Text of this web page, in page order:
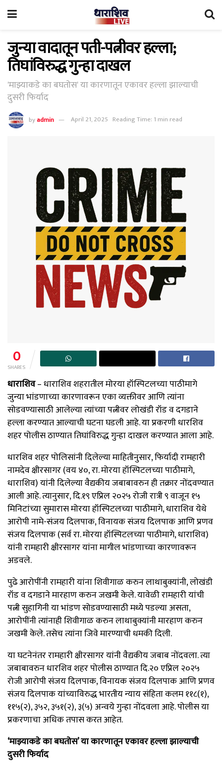
जुन्या वादातून पती-पत्नीवर हल्ला;
तिघांविरुद्ध गुन्हा दाखल
'माझ्याकडे का बघतोस' या कारणातून एकावर हल्ला झाल्याची
दुसरी फिर्याद
byadmin April 21, 2025 Reading Time: 1 min read
0
SHARES
धाराशिव– धाराशिव शहरातील मोरया हॉस्पिटलच्या पाठीमागे
जुन्या भांडणाच्या कारणावरून एका व्यक्तीवर आणि त्यांना
सोडवण्यासाठी आलेल्या त्यांच्या पत्नीवर लोखंडी रॉड व दगडाने
हल्ला करण्यात आल्याची घटना घडली आहे. या प्रकरणी धारशिव
शहर पोलीस ठाण्यात तिघांविरुद्ध गुन्हा दाखल करण्यात आला आहे.
धारशिव शहर पोलिसांनी दिलेल्या माहितीनुसार, फिर्यादी रामहारी
नामदेव क्षीरसागर (वय ४०, रा. मोरया हॉस्पिटलच्या पाठीमागे,
धाराशिव) यांनी दिलेल्या वैद्यकीय जबाबावरुन ही तक्रार नोंदवण्यात
आली आहे. त्यानुसार, दि.१९ एप्रिल २०२५ रोजी रात्री ९ वाजून १५
मिनिटांच्या सुमारास मोरया हॉस्पिटलच्या पाठीमागे, धाराशिव येथे
आरोपी नामे-संजय दिलपाक, विनायक संजय दिलपाक आणि प्रणव
संजय दिलपाक (सर्व रा. मोरया हॉस्पिटलच्या पाठीमागे, धाराशिव)
यांनी रामहारी क्षीरसागर यांना मागील भांडणाच्या कारणावरून
अडवले.
पुढे आरोपींनी रामहारी यांना शिवीगाळ करुन लाथाबुक्यांनी, लोखंडी
रॉड व दगडाने मारहाण करुन जखमी केले. यावेळी रामहारी यांची
पत्नी सुहागिनी या भांडण सोडवण्यासाठी मध्ये पडल्या असता,
आरोपींनी त्यांनाही शिवीगाळ करुन लाथाबुक्यांनी मारहाण करुन
जखमी केले. तसेच त्यांना जिवे मारण्याची धमकी दिली.
या घटनेनंतर रामहारी क्षीरसागर यांनी वैद्यकीय जबाब नोंदवला. त्या
जबाबावरुन धारशिव शहर पोलीस ठाण्यात दि.२० एप्रिल २०२५
रोजी आरोपी संजय दिलपाक, विनायक संजय दिलपाक आणि प्रणव
संजय दिलपाक यांच्याविरुद्ध भारतीय न्याय संहिता कलम ११८(१),
११५(२), ३५२, ३५१(२), ३(५) अन्वये गुन्हा नोंदवला आहे. पोलीस या
प्रकरणाचा अधिक तपास करत आहेत.
‘माझ्याकडे का बघतोस’ या कारणातून एकावर हल्ला झाल्याची
दुसरी फिर्याद